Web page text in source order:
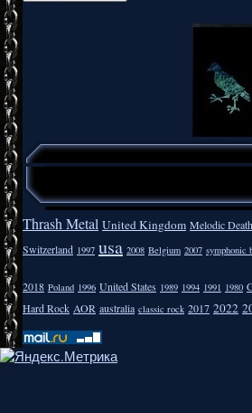
Thrash Metal United Kingdom Melodic
Switzerland 1997 usa 2008 Belgium 2007 symphonic
2018 Poland 1996 United States 1989 1994 1991 1980
Hard Rock AOR australia classic rock 2017 2022